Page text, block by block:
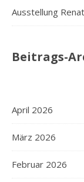
Ausstellung
Beitrags-
April 2026
März 2026
Februar 2026